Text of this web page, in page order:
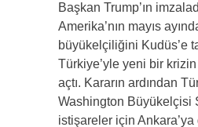
Başkan Trump’ın
Amerika’nın mayıs
büyükelçiliğini Kudüs’e
Türkiye’yle yeni bir krizin
açtı. Kararın ardından
Washington Büyükelçisi
istişareler için Ankara’ya